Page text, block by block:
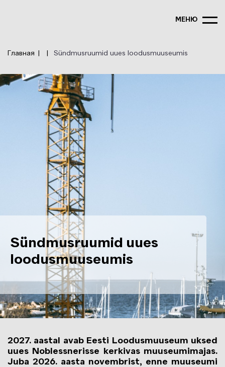
МЕНЮ
Главная Sündmusruumid uues loodusmuuseumis
Sündmusruumid uues
loodusmuuseumis
2027. aastal avab Eesti Loodusmuuseum uksed
uues Noblessnerisse kerkivas muuseumimajas.
Juba 2026. aasta novembrist, enne muuseumi